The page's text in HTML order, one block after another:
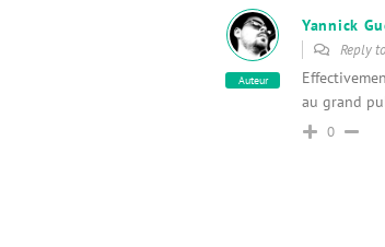
Auteur
Yannick
Reply to
au grand
0